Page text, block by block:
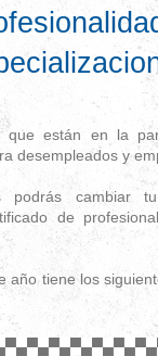
que están en la
desempleados y
podrás cambiar
de
año tiene los